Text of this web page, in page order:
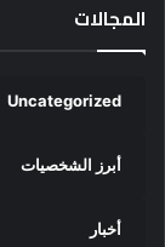
المجالات
Uncategorized
أبرز الشخصيات
أخبار